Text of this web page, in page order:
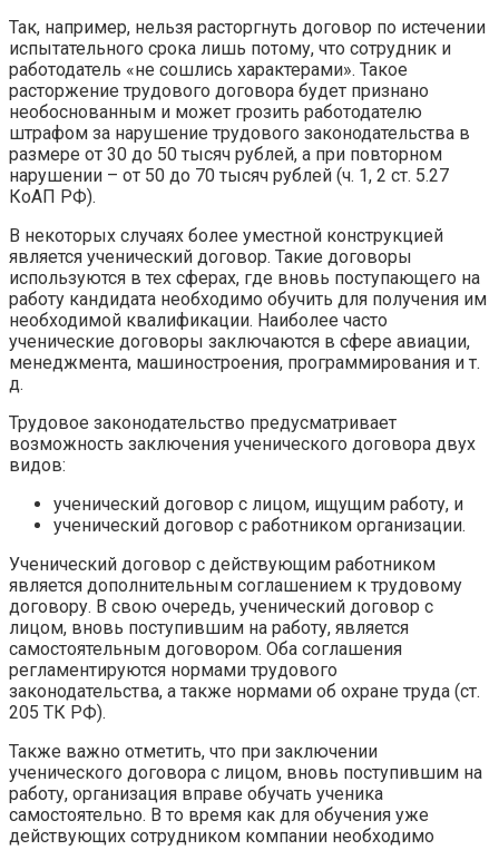
Так, например, нельзя расторгнуть договор по истечении
испытательного срока лишь потому, что сотрудник и
работодатель «не сошлись характерами». Такое
расторжение трудового договора будет признано
необоснованным и может грозить работодателю
штрафом за нарушение трудового законодательства в
размере от 30 до 50 тысяч рублей, а при повторном
нарушении – от 50 до 70 тысяч рублей (ч. 1, 2 ст. 5.27
КоАП РФ).
В некоторых случаях более уместной конструкцией
является ученический договор. Такие договоры
используются в тех сферах, где вновь поступающего на
работу кандидата необходимо обучить для получения им
необходимой квалификации. Наиболее часто
ученические договоры заключаются в сфере авиации,
менеджмента, машиностроения, программирования и т.
д.
Трудовое законодательство предусматривает
возможность заключения ученического договора двух
видов:
ученический договор с лицом, ищущим работу, и
ученический договор с работником организации.
Ученический договор с действующим работником
является дополнительным соглашением к трудовому
договору. В свою очередь, ученический договор с
лицом, вновь поступившим на работу, является
самостоятельным договором. Оба соглашения
регламентируются нормами трудового
законодательства, а также нормами об охране труда (ст.
205 ТК РФ).
Также важно отметить, что при заключении
ученического договора с лицом, вновь поступившим на
работу, организация вправе обучать ученика
самостоятельно. В то время как для обучения уже
действующих сотрудником компании необходимо